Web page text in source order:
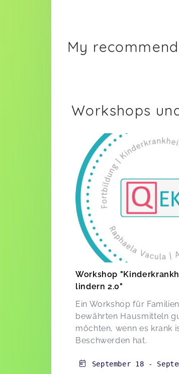
My
Workshops
Workshop
lindern 2.0"
Ein Workshop für
bewährten Hausmitteln
möchten, wenn es krank
Beschwerden hat.
September 18 -